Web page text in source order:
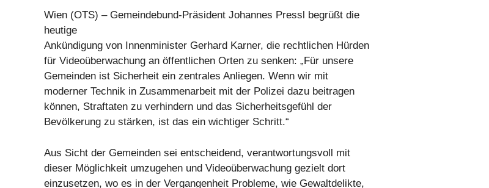
Wien (OTS) – Gemeindebund-Präsident Johannes Pressl begrüßt die
heutige
Ankündigung von Innenminister Gerhard Karner, die rechtlichen Hürden
für Videoüberwachung an öffentlichen Orten zu senken: „Für unsere
Gemeinden ist Sicherheit ein zentrales Anliegen. Wenn wir mit
moderner Technik in Zusammenarbeit mit der Polizei dazu beitragen
können, Straftaten zu verhindern und das Sicherheitsgefühl der
Bevölkerung zu stärken, ist das ein wichtiger Schritt.“
Aus Sicht der Gemeinden sei entscheidend, verantwortungsvoll mit
dieser Möglichkeit umzugehen und Videoüberwachung gezielt dort
einzusetzen, wo es in der Vergangenheit Probleme, wie Gewaltdelikte,